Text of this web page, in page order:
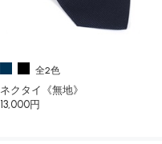
全2色
ネクタイ《無地》
13,000円